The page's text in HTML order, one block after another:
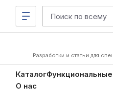
Разработки и статьи для
КаталогФункциональные
О нас